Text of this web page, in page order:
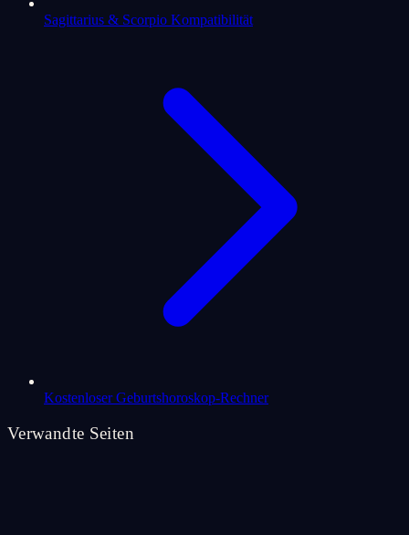
Sagittarius & Scorpio Kompatibilität
Kostenloser Geburtshoroskop-Rechner
Verwandte Seiten